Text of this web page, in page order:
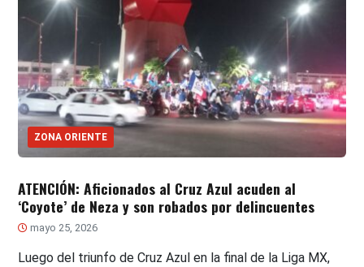
ZONA ORIENTE
ATENCIÓN: Aficionados al Cruz Azul acuden al
‘Coyote’ de Neza y son robados por delincuentes
mayo 25, 2026
Luego del triunfo de Cruz Azul en la final de la Liga MX,